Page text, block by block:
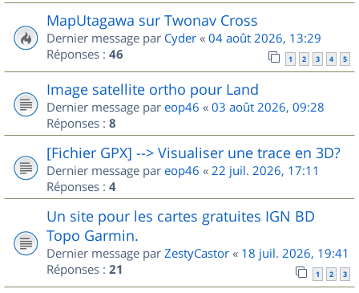
MapUtagawa sur Twonav Cross
Dernier message par Cyder « 04 août 2026, 13:29
Réponses : 46 1 2 3 4 5
Image satellite ortho pour Land
Dernier message par eop46 « 03 août 2026, 09:28
Réponses : 8
[Fichier GPX] --> Visualiser une trace en 3D?
Dernier message par eop46 « 22 juil. 2026, 17:11
Réponses : 4
Un site pour les cartes gratuites IGN BD
Topo Garmin.
Dernier message par ZestyCastor « 18 juil. 2026, 19:41
Réponses : 21 1 2 3